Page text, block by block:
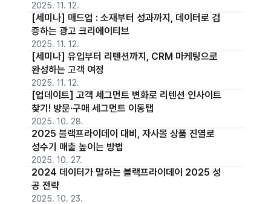
2025. 11. 12.
[세미나] 매드업 : 소재부터 성과까지, 데이터로 검
증하는 광고 크리에이티브
2025. 11. 12.
[세미나] 유입부터 리텐션까지, CRM 마케팅으로
완성하는 고객 여정
2025. 11. 12.
[업데이트] 고객 세그먼트 변화로 리텐션 인사이트
찾기! 방문·구매 세그먼트 이동탭
2025. 10. 28.
2025 블랙프라이데이 대비, 자사몰 상품 진열로
성수기 매출 높이는 방법
2025. 10. 27.
2024 데이터가 말하는 블랙프라이데이 2025 성
공 전략
2025. 10. 23.